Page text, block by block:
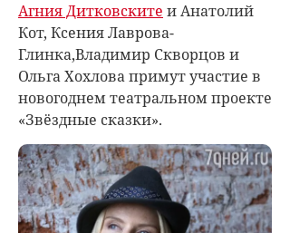
Агния Дитковските и Анатолий
Кот, Ксения Лаврова-
Глинка,Владимир Скворцов и
Ольга Хохлова примут участие в
новогоднем театральном проекте
«Звёздные сказки».